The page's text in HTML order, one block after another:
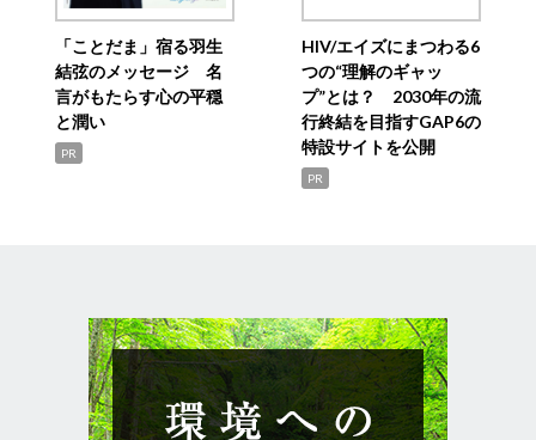
「ことだま」宿る羽生
結弦のメッセージ 名
言がもたらす心の平穏
と潤い
PR
HIV/エイズにまつわる6
つの“理解のギャッ
プ”とは？ 2030年の流
行終結を目指すGAP6の
特設サイトを公開
PR